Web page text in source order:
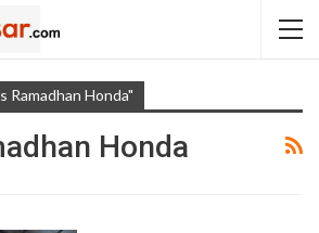
Ramadhan Honda"
Honda